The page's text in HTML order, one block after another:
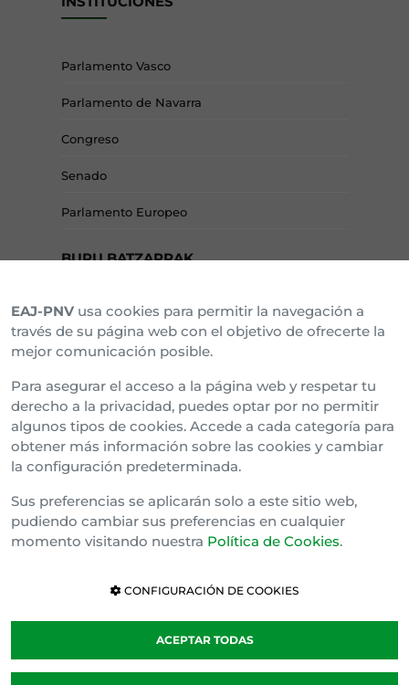
Parlamento Vasco
Parlamento de Navarra
Congreso
Senado
Parlamento Europeo
BURU BATZARRAK
Araba Buru Batzar
Bizkai Buru Batzar
Gipuzko Buru Batzar
Ipar Buru Batzar
Napar Buru Batzar
EAJ-PNV usa cookies para permitir la navegación a
través de su página web con el objetivo de ofrecerte la
mejor comunicación posible.
Para asegurar el acceso a la página web y respetar tu
derecho a la privacidad, puedes optar por no permitir
algunos tipos de cookies. Accede a cada categoría para
obtener más información sobre las cookies y cambiar
la configuración predeterminada.
Sus preferencias se aplicarán solo a este sitio web,
pudiendo cambiar sus preferencias en cualquier
momento visitando nuestra Política de Cookies.
CONFIGURACIÓN DE COOKIES
ACEPTAR TODAS